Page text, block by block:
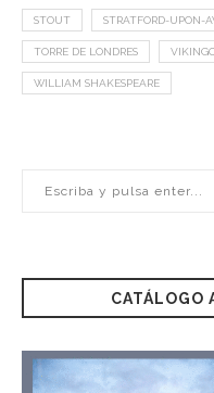
CATÁLOGO
STOUT STRATFORD-UPON-
TORRE DE LONDRES
WILLIAM SHAKESPEARE